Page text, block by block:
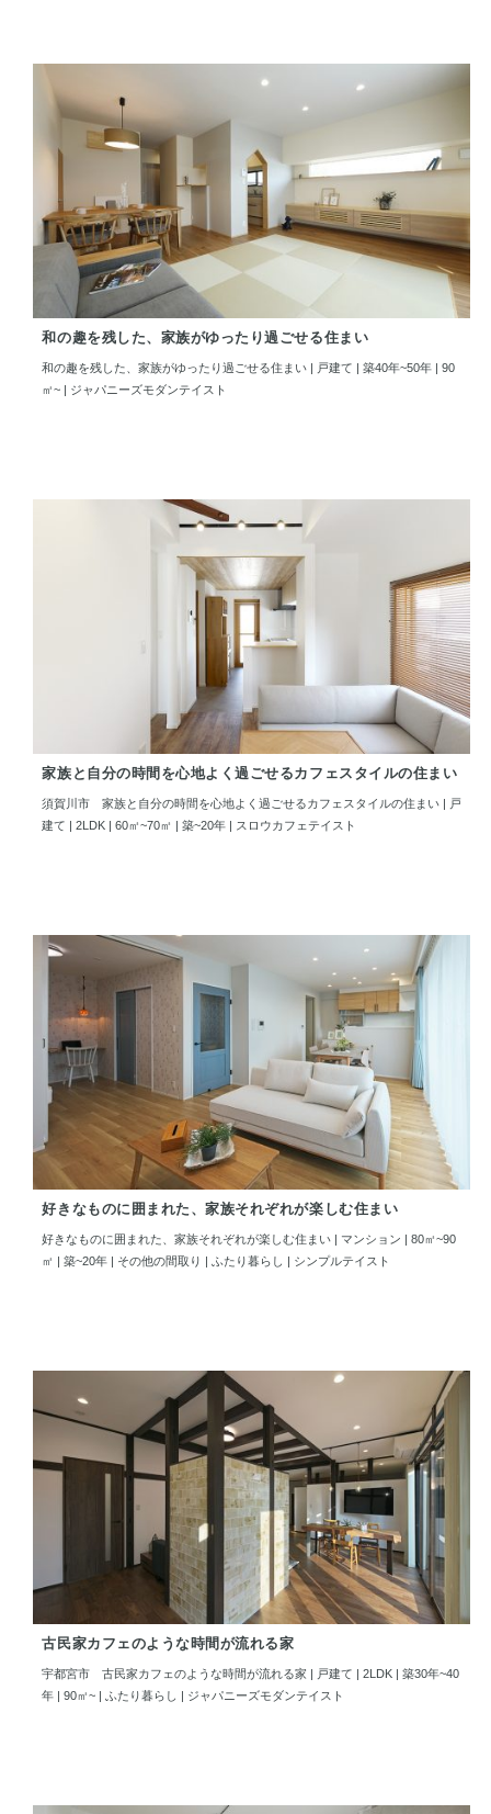
和の趣を残した、家族がゆったり過ごせる住まい
和の趣を残した、家族がゆったり過ごせる住まい | 戸建て | 築40年~50年 | 90
㎡~ | ジャパニーズモダンテイスト
家族と自分の時間を心地よく過ごせるカフェスタイルの住まい
須賀川市 家族と自分の時間を心地よく過ごせるカフェスタイルの住まい | 戸
建て | 2LDK | 60㎡~70㎡ | 築~20年 | スロウカフェテイスト
好きなものに囲まれた、家族それぞれが楽しむ住まい
好きなものに囲まれた、家族それぞれが楽しむ住まい | マンション | 80㎡~90
㎡ | 築~20年 | その他の間取り | ふたり暮らし | シンプルテイスト
古民家カフェのような時間が流れる家
宇都宮市 古民家カフェのような時間が流れる家 | 戸建て | 2LDK | 築30年~40
年 | 90㎡~ | ふたり暮らし | ジャパニーズモダンテイスト